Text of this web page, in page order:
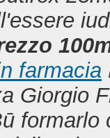
farmacia
Giorgio
formarlo